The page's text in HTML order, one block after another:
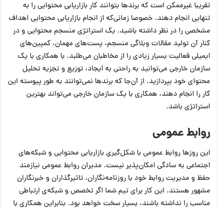
تقریبا غیرممکن است که برندها بتوانند کار بازاریابی محتوایی را به
تنهایی انجام دهند. خصوصا زمانی‌که از انجام بازاریابی محتوایی اهداف
مشخصی را در نظر داشته باشید. یک استراتژی منسجم محتوایی و در
کنار آن تولید مقالات وبلاگی منسجم، پست‌های مهمان، کمپین‌های
ایمیلی فعالیت بسیار زیادی را از مخاطبان می‌طلبد. با همکاری با یک
سازمان خارجی می‌توانید به راحتی به ایجاد، توزیع و تجزیه تحلیل
محتوای خود بپردازید. از آن‌جا که برندها نمی‌توانند به طور پیوسته این
کار را انجام دهند، همکاری با یک سازمان خارجی می‌تواند بهترین
استراتژی باشد.
روابط عمومی
این روزها روابط عمومی با شکل‌گیری بازاریابی محتوایی و شبکه‌های
اجتماعی به سادگی امکان‌پذیر نیست. مدیران روابط عمومی نیازمند
حفظ و مدیریت روابط خود با روزنامه‌نگاران، تاثیرگذاران و خبرنگاران
مشهور هستند. این کار برای تیم شما اگر تخصص و شبکه‌ی ارتباطی
مناسب را نداشته باشند، بسیار سخت خواهد بود. بنابراین همکاری با